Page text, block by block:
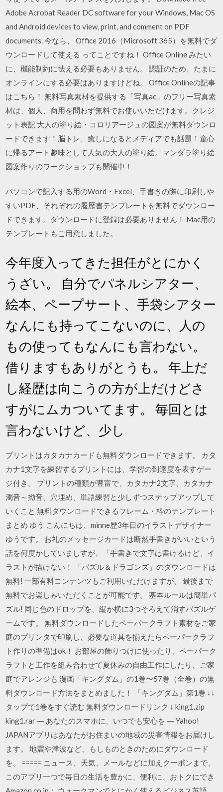
Adobe Acrobat Reader DC software for your Windows, Mac OS
and Android devices to view, print, and comment on PDF
documents. 今なら、 Office 2016（Microsoft 365）を無料でダ
ウンロードして使える ってことですね！ Office Online みたい
に、機能制約に怯える必要もありません。 認証のため、たまに
オンラインにする必要はありますけどね。 Office Onlineの記事
はこちら！ 無料写真素材を提供する「写真ac」のフリー写真素
材は、個人、商用を問わず無料でお使いいただけます。クレジ
ット表記 大人の塗り絵・コロリアージュの図案が無料ダウンロ
ードできます！脳トレ、癒しになるとメディアでも話題！童心
に帰るアート趣味として人気の大人の塗り絵。マンダラ塗り絵
図案作りのワークショップも開催中！
パソコンで記入する用のWord・Excel、手書きの際に印刷しや
すいPDF、それぞれの履歴書テンプレートを無料でダウンロー
ドできます。ダウンロードに登録は必要ありません！ Mac用の
テンプレートもご用意しました。
今年度入ってきた担任がとにかく
うざい。 自分でパネルシアター、
絵本、ペープサート、手袋シアター
なんにも持ってこないのに、人の
もの使ってもなんにも言わない。
借りますもありがとうも。 年上だ
し経歴は向こうの方が上だけどさ
すがにムカついてます。 毎回とは
言わないけど、少し
プリントはカタカナカードも無料ダウンロードできます。 カタ
カナ1文字を練習するプリントには、学習の到達度を表すゲー
ジ付き。 プリントの種類が豊富で、カタカナ2文字、カタカナ
濁音～拗音、穴埋め、単語練習と少しずつステップアップして
いくこと 無料ダウンロードできるフレーム・枠のテンプレート
まとめ ゆう こんにちは、minne歴3年目のイラストデザイナー
ゆうです。 お礼のメッセージカードは断然手書きがいいという
話を何度かしていましすが、「手書きで文字は書けるけど、イ
ラストが描けない！ 「パズル＆ドラゴンズ」のダウンロードは
無料! 一部有料コンテンツもご利用いただけますが、 最後まで
無料でお楽しみいただくことが可能です。 基本ルールは簡単パ
ズル! 同じ色のドロップを、縦か横に3つそろえて消すパズルゲ
ームです。 無料ダウンロードしたペーパークラフト素材をご家
庭のプリンタで印刷し、必要な道具を揃えたらペーパークラフ
ト作りの準備はok！ お部屋の飾りつけに使ったり、ペーパーク
ラフトと工作を組み合わせて夏休みの自由工作にしたり、ご家
庭でアレンジも 漫画「キングダム」の1巻〜57巻（全巻）の無
料ダウンロード方法をまとめました！ 「キングダム」第1巻 ↓↓
タップで1巻をすぐ読む 無料ダウンロードリンク ↓ king1.zip
king1.rar ‎― あなたのスマホに、いつでも安心を ― Yahoo!
JAPANアプリはあなたがお住まいの地域の災害情報をお届けし
ます。 地震や津波など、もしものときのためにダウンロード
を。 ===== ニュース、天気、メールなどに加えクーポンまで、
このアプリ一つで毎日の生活を豊かに、便利に、おトクにでき